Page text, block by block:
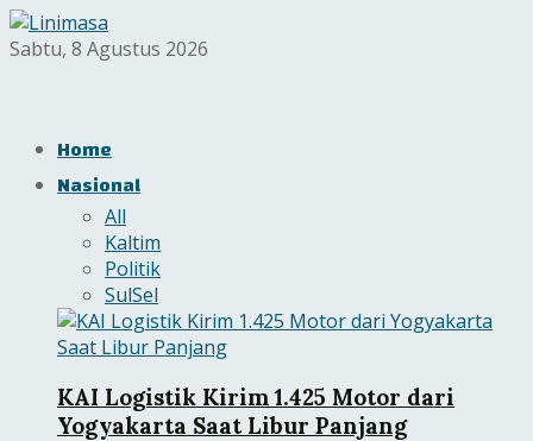
Sabtu, 8 Agustus 2026
Home
Nasional
All
Kaltim
Politik
SulSel
KAI Logistik Kirim 1.425 Motor dari
Yogyakarta Saat Libur Panjang